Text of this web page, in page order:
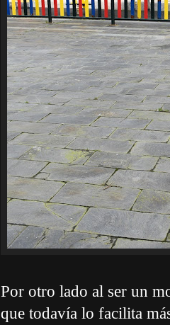
Por otro lado al ser un
que todavía lo facilita